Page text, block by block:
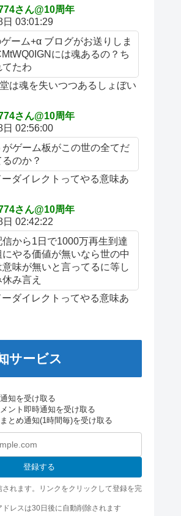
さん@10周年
日 03:01:29
ーム+α ブログがお送りしま
には魂あるの？ち
てたわ
は魂を失いつつあるしょぼい
さん@10周年
日 02:56:00
がゲーム板がこの世の全てだ
のか？
ダイレクトってやる意味あ
さん@10周年
02:42:22
信から1日で1000万再生到達
やる価値が無いなら世の中
味が無いと言ってるに等し
み言え
ダイレクトってやる意味あ
サービス
知を受け取る
ント即時通知を受け取る
とめ通知(1時間毎)を受け取る
登録する
れます。リンクをクリックして登録を完
レスは30日後に自動削除されます